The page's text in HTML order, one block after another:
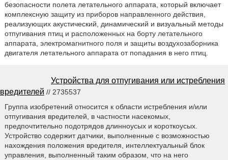
безопасности полета летательного аппарата, который включает
комплексную защиту из приборов направленного действия,
реализующих акустический, динамический и визуальный методы
отпугивания птиц и расположенных на борту летательного
аппарата, электромагнитного поля и защиты воздухозаборника
двигателя летательного аппарата от попадания в него птиц.
Устройства для отпугивания или истребления
вредителей // 2735537
Группа изобретений относится к области истребления и/или
отпугивания вредителей, в частности насекомых,
предпочтительно подотрядов длинноусых и короткоусых.
Устройство содержит датчики, выполненные с возможностью
нахождения положения вредителя, интеллектуальный блок
управления, выполненный таким образом, что на него